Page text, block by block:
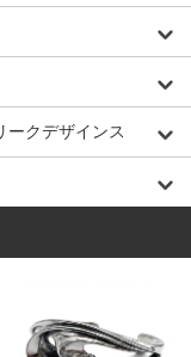
ークデザインス